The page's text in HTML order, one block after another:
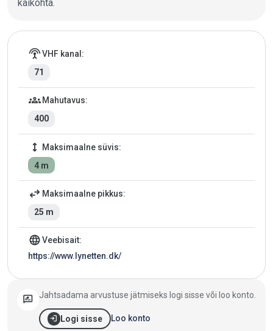
kaikohta.
Jahtsadama andmed
settings_input_antennaVHF kanal:
71
groups Mahutavus:
400
height
Maksimaalne süvis:
4 m
swap_horiz Maksimaalne pikkus:
25 m
languageVeebisait:
https://www.lynetten.dk/
rate_review Jahtsadama arvustuse jätmiseks logi sisse või loo konto.
login Logi sisse Loo konto